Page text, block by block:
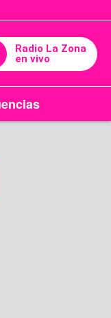
Radio La Zona
en vivo